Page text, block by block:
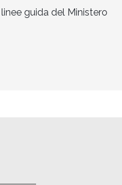
guida del Ministero